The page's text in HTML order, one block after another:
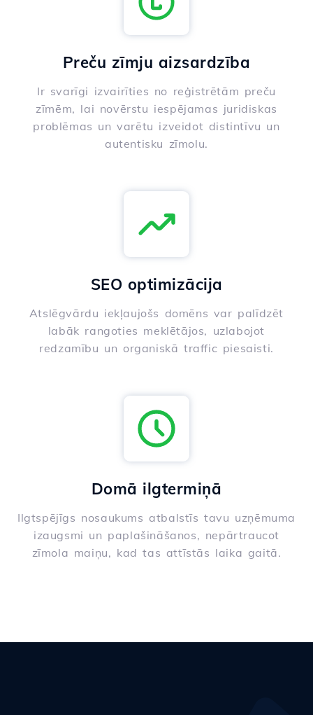
Preču zīmju aizsardzība
Ir svarīgi izvairīties no reģistrētām preču
zīmēm, lai novērstu iespējamas juridiskas
problēmas un varētu izveidot distintīvu un
autentisku zīmolu.
SEO optimizācija
Atslēgvārdu iekļaujošs domēns var palīdzēt
labāk rangoties meklētājos, uzlabojot
redzamību un organiskā traffic piesaisti.
Domā ilgtermiņā
Ilgtspējīgs nosaukums atbalstīs tavu uzņēmuma
izaugsmi un paplašināšanos, nepārtraucot
zīmola maiņu, kad tas attīstās laika gaitā.